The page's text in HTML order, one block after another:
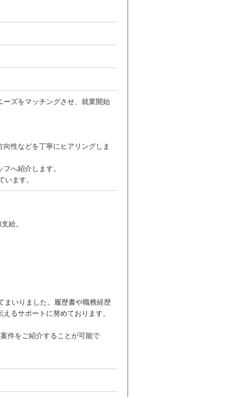
ズをマッチングさせ、就業開始
性などを丁寧にヒアリングしま
へ紹介します。
ます。
給。
まいりました。履歴書や職務経歴
るサポートに努めております。
件をご紹介することが可能で